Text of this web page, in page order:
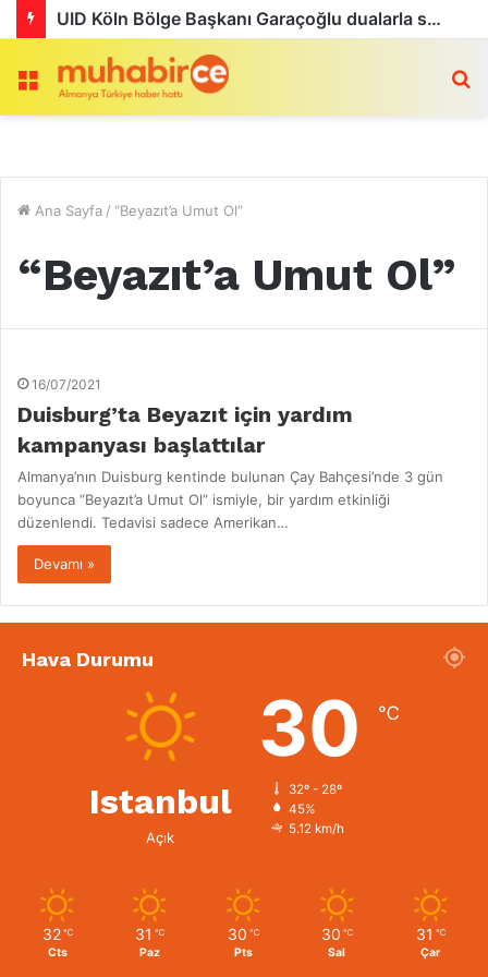
UID Köln Bölge Başkanı Garaçoğlu dualarla son yolculuğuna uğurlandı
Menü
Ana Sayfa / “Beyazıt’a Umut Ol”
“Beyazıt’a Umut Ol”
16/07/2021
Duisburg’ta Beyazıt için yardım
kampanyası başlattılar
Almanya’nın Duisburg kentinde bulunan Çay Bahçesi’nde 3 gün
boyunca “Beyazıt’a Umut Ol” ismiyle, bir yardım etkinliği
düzenlendi. Tedavisi sadece Amerikan…
Devamı »
Hava Durumu
Istanbul
Açık
30 ℃
32º - 28º
45%
5.12 km/h
32 ℃
Cts
31 ℃
Paz
30 ℃
Pts
30 ℃
Sal
31 ℃
Çar